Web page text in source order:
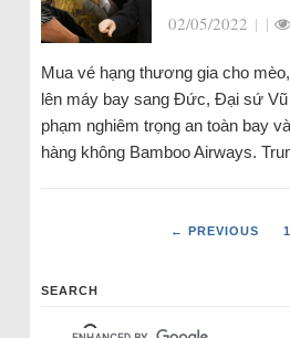
02/05/2022 | |
Mua vé hạng thương gia cho
lên máy bay sang Đức, Đại sứ Vũ
phạm nghiêm trọng an toàn bay
hàng không Bamboo Airways.
← PREVIOUS 1
SEARCH